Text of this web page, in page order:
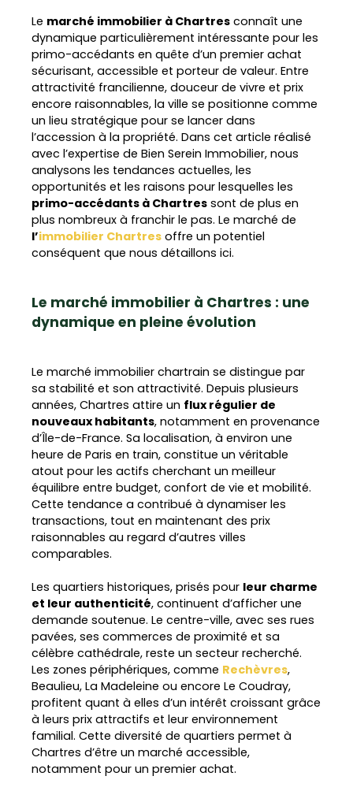
Le marché immobilier à Chartres connaît une
dynamique particulièrement intéressante pour les
primo-accédants en quête d’un premier achat
sécurisant, accessible et porteur de valeur. Entre
attractivité francilienne, douceur de vivre et prix
encore raisonnables, la ville se positionne comme
un lieu stratégique pour se lancer dans
l’accession à la propriété. Dans cet article réalisé
avec l’expertise de Bien Serein Immobilier, nous
analysons les tendances actuelles, les
opportunités et les raisons pour lesquelles les
primo-accédants à Chartres sont de plus en
plus nombreux à franchir le pas. Le marché de
l’immobilier Chartres offre un potentiel
conséquent que nous détaillons ici.
Le marché immobilier à Chartres : une
dynamique en pleine évolution
Le marché immobilier chartrain se distingue par
sa stabilité et son attractivité. Depuis plusieurs
années, Chartres attire un flux régulier de
nouveaux habitants, notamment en provenance
d’Île-de-France. Sa localisation, à environ une
heure de Paris en train, constitue un véritable
atout pour les actifs cherchant un meilleur
équilibre entre budget, confort de vie et mobilité.
Cette tendance a contribué à dynamiser les
transactions, tout en maintenant des prix
raisonnables au regard d’autres villes
comparables.
Les quartiers historiques, prisés pour leur charme
et leur authenticité, continuent d’afficher une
demande soutenue. Le centre-ville, avec ses rues
pavées, ses commerces de proximité et sa
célèbre cathédrale, reste un secteur recherché.
Les zones périphériques, comme Rechèvres,
Beaulieu, La Madeleine ou encore Le Coudray,
profitent quant à elles d’un intérêt croissant grâce
à leurs prix attractifs et leur environnement
familial. Cette diversité de quartiers permet à
Chartres d’être un marché accessible,
notamment pour un premier achat.